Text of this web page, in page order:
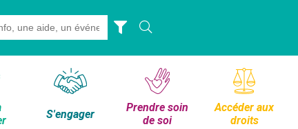
S'engager
Prendre soin
de soi
Accéder aux
droits